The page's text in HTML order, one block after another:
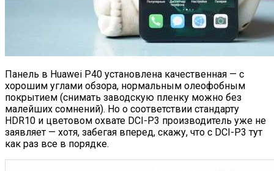
Панель в Huawei P40 установлена качественная — с
хорошим углами обзора, нормальным олеофобным
покрытием (снимать заводскую пленку можно без
малейших сомнений). Но о соответствии стандарту
HDR10 и цветовом охвате DCI-P3 производитель уже не
заявляет — хотя, забегая вперед, скажу, что с DCI-P3 тут
как раз все в порядке.